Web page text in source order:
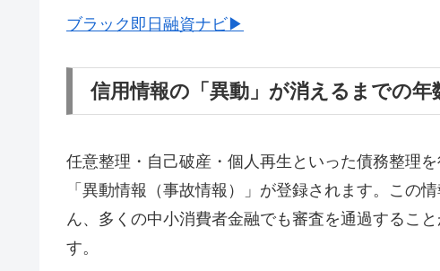
ブラック即日融資ナビ▶
信用情報の「異動」が消えるまでの年
任意整理・自己破産・個人再生といった債務整理
「異動情報（事故情報）」が登録されます。この
ん、多くの中小消費者金融でも審査を通過するこ
す。